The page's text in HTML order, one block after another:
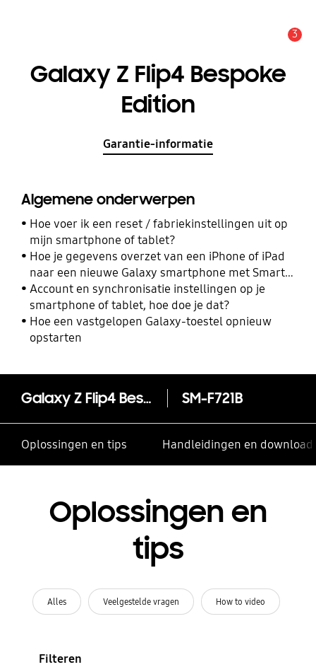
3
Galaxy Z Flip4 Bespoke
Edition
Garantie-informatie
Algemene onderwerpen
Hoe voer ik een reset / fabriekinstellingen uit op
mijn smartphone of tablet?
Hoe je gegevens overzet van een iPhone of iPad
naar een nieuwe Galaxy smartphone met Smart
Switch
Account en synchronisatie instellingen op je
smartphone of tablet, hoe doe je dat?
Hoe een vastgelopen Galaxy-toestel opnieuw
opstarten
Galaxy Z Flip4 Bespoke Edition SM-F721B
Oplossingen en tips Handleidingen en
Oplossingen en
tips
Alles Veelgestelde vragen How to video
Filteren